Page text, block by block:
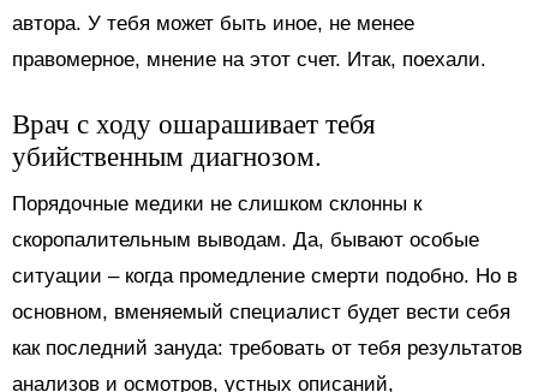
автора. У тебя может быть иное, не менее
правомерное, мнение на этот счет. Итак, поехали.
Врач с ходу ошарашивает тебя
убийственным диагнозом.
Порядочные медики не слишком склонны к
скоропалительным выводам. Да, бывают особые
ситуации – когда промедление смерти подобно. Но в
основном, вменяемый специалист будет вести себя
как последний зануда: требовать от тебя результатов
анализов и осмотров, устных описаний,